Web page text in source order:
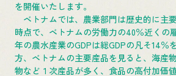
を開催いたします。
ベトナムでは、農業部門は歴史的に主
時点で、ベトナムの労働力の40％近くの
年の農水産業のGDPは総GDPの凡そ14％
方、ベトナムの主要産品を見ると、海産
物など１次産品が多く、食品の高付加価